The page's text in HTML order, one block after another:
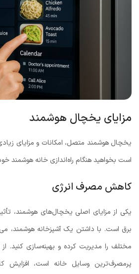
مزایای یخچال هوشمند
یخچال هوشمند متصل، امکانات و مزایای
است بخواهید هنگام راه‌اندازی خانه هوشمند
کاهش مصرف انرژی
یکی از مزایای اصلی یخچال‌های هوشمند،
برق است. با داشتن یک آشپزخانه هوشمند،
مختلف را مدیریت کرده و بهینه‌سازی کنید.
پرمصرف‌ترین وسایل خانه است، افزایش